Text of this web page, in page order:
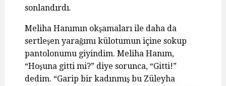
sonlandırdı.
Meliha Hanımın okşamaları ile daha da
sertleşen yarağımı külotumun içine sokup
pantolonumu giyindim. Meliha Hanım,
“Hoşuna gitti mi?” diye sorunca, “Gitti!”
dedim. “Garip bir kadınmış bu Züleyha